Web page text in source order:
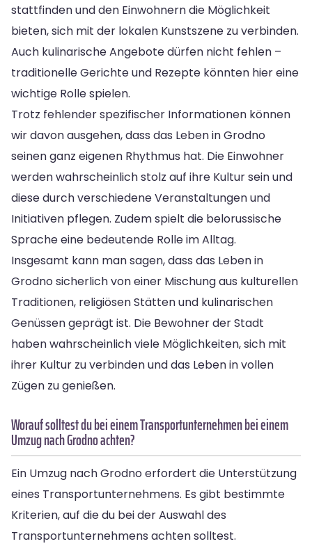
stattfinden und den Einwohnern die Möglichkeit
bieten, sich mit der lokalen Kunstszene zu verbinden.
Auch kulinarische Angebote dürfen nicht fehlen –
traditionelle Gerichte und Rezepte könnten hier eine
wichtige Rolle spielen.
Trotz fehlender spezifischer Informationen können
wir davon ausgehen, dass das Leben in Grodno
seinen ganz eigenen Rhythmus hat. Die Einwohner
werden wahrscheinlich stolz auf ihre Kultur sein und
diese durch verschiedene Veranstaltungen und
Initiativen pflegen. Zudem spielt die belorussische
Sprache eine bedeutende Rolle im Alltag.
Insgesamt kann man sagen, dass das Leben in
Grodno sicherlich von einer Mischung aus kulturellen
Traditionen, religiösen Stätten und kulinarischen
Genüssen geprägt ist. Die Bewohner der Stadt
haben wahrscheinlich viele Möglichkeiten, sich mit
ihrer Kultur zu verbinden und das Leben in vollen
Zügen zu genießen.
Worauf solltest du bei einem Transportunternehmen bei einem
Umzug nach Grodno achten?
Ein Umzug nach Grodno erfordert die Unterstützung
eines Transportunternehmens. Es gibt bestimmte
Kriterien, auf die du bei der Auswahl des
Transportunternehmens achten solltest.